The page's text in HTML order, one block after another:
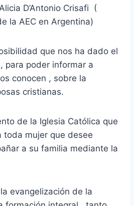
D’Antonio Crisafi (
la AEC en Argentina)
que nos ha dado el
para poder informar a
conocen , sobre la
cristianas.
de la Iglesia Católica que
toda mujer que desee
a su familia mediante la
evangelización de la